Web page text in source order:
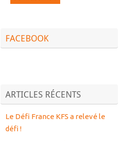
FACEBOOK
ARTICLES RÉCENTS
Le Défi France KFS a relevé le
défi !